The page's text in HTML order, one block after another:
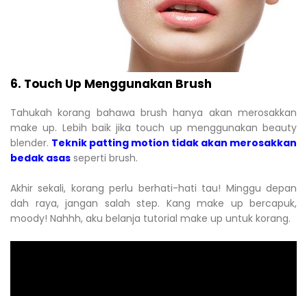
6. Touch Up Menggunakan Brush
Tahukah korang bahawa brush hanya akan merosakkan
make up. Lebih baik jika touch up menggunakan beauty
blender. Teknik patting motion tidak akan merosakkan
bedak asas seperti brush.
Akhir sekali, korang perlu berhati-hati tau! Minggu depan
dah raya, jangan salah step. Kang make up bercapuk,
moody! Nahhh, aku belanja tutorial make up untuk korang.